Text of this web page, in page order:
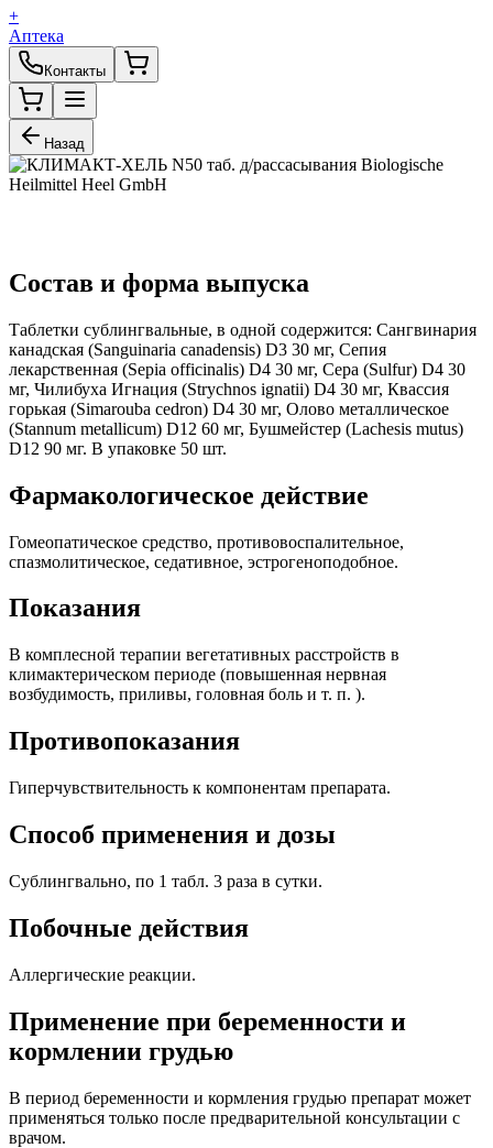
+
Аптека
Контакты
Назад
Состав и форма выпуска
Таблетки сублингвальные, в одной содержится: Сангвинария
канадская (Sanguinaria canadensis) D3 30 мг, Сепия
лекарственная (Sepia officinalis) D4 30 мг, Сера (Sulfur) D4 30
мг, Чилибуха Игнация (Strychnos ignatii) D4 30 мг, Квассия
горькая (Simarouba cedron) D4 30 мг, Олово металлическое
(Stannum metallicum) D12 60 мг, Бушмейстер (Lachesis mutus)
D12 90 мг. В упаковке 50 шт.
Фармакологическое действие
Гомеопатическое средство, противовоспалительное,
спазмолитическое, седативное, эстрогеноподобное.
Показания
В комплесной терапии вегетативных расстройств в
климактерическом периоде (повышенная нервная
возбудимость, приливы, головная боль и т. п. ).
Противопоказания
Гиперчувствительность к компонентам препарата.
Способ применения и дозы
Сублингвально, по 1 табл. 3 раза в сутки.
Побочные действия
Аллергические реакции.
Применение при беременности и
кормлении грудью
В период беременности и кормления грудью препарат может
применяться только после предварительной консультации с
врачом.